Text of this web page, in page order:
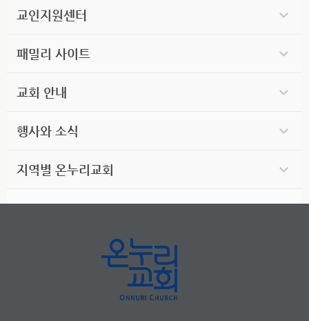
교인지원센터
패밀리 사이트
교회 안내
행사와 소식
지역별 온누리교회